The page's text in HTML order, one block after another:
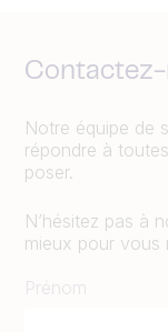
Notre équipe de
répondre à
poser.
N’hésitez pas à
mieux pour vous
Prénom